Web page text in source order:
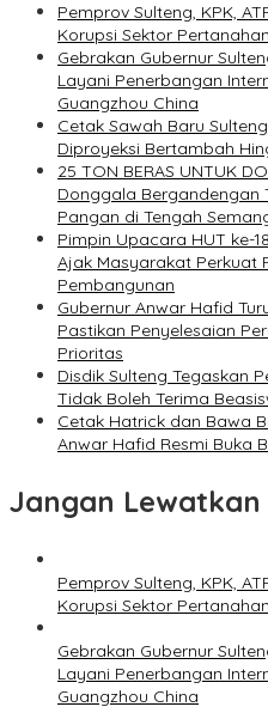
Pemprov Sulteng, KPK,
Korupsi Sektor Pertanahan
Gebrakan Gubernur
Layani Penerbangan
Guangzhou China
Cetak Sawah Baru
Diproyeksi Bertambah
25 TON BERAS UNTUK
Donggala Bergandengan
Pangan di Tengah
Pimpin Upacara HUT ke-
Ajak Masyarakat Perkuat
Pembangunan
Gubernur Anwar Hafid
Pastikan Penyelesaian
Prioritas
Disdik Sulteng Tegaskan
Tidak Boleh Terima
Cetak Hatrick dan Bawa
Anwar Hafid Resmi Buka
Jangan Lewatkan
Pemprov Sulteng, KPK,
Korupsi Sektor Pertanahan
Gebrakan Gubernur
Layani Penerbangan
Guangzhou China